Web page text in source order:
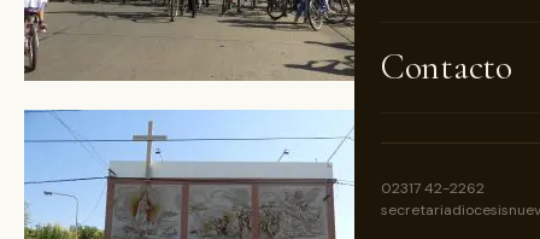
Contacto
02317 42-2262